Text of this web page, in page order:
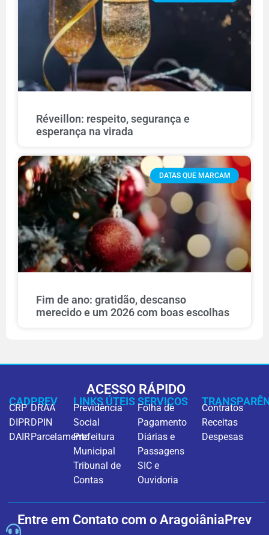
Réveillon: respeito, segurança e
esperança na virada
DATAS QUE MARCAM
Fim de ano: gratidão, descanso
merecido e um 2026 com boas escolhas
ACESSO RÁPIDO
CADPREV
CRP
DIPR
DAIR
DRAA
DPIN
Parcelamento
LINKS ÚTEIS
Previdência
Social
Prefeitura
Municipal
Tribunal de
Contas
SERVIÇOS
Folha de
Pagamento
Diárias e
Passagens
SIC e
Ouvidoria
Contratos
Receitas
Despesas
Entre em Contato com o AragoiâniaPrev